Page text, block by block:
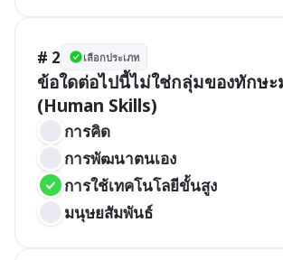
# 2 เลือกประเภท
ข้อใดต่อไปนี้ไม่ใช่กลุ่มของทักษ
(Human Skills)
การคิด
การพัฒนาตนเอง
การใช้เทคโนโลยีขั้นสูง
มนุษยสัมพันธ์